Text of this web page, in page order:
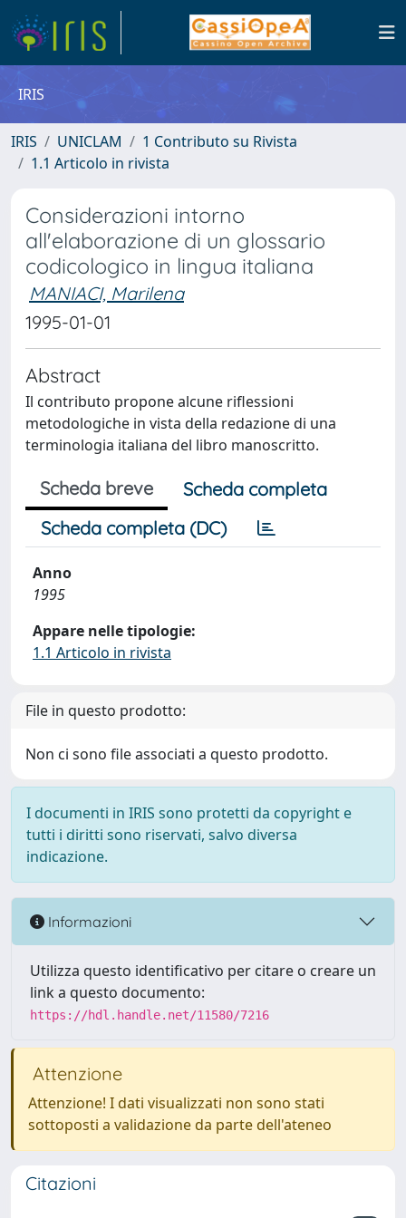
IRIS
IRIS UNICLAM
1 Contributo su Rivista
1.1 Articolo in rivista
Considerazioni intorno
all'elaborazione di un glossario
codicologico in lingua italiana
MANIACI, Marilena
1995-01-01
Abstract
Il contributo propone alcune riflessioni
metodologiche in vista della redazione di una
terminologia italiana del libro manoscritto.
Scheda breve
Scheda completa
Scheda completa (DC)
Anno
1995
Appare nelle tipologie:
1.1 Articolo in rivista
File in questo prodotto:
Non ci sono file associati a questo prodotto.
I documenti in IRIS sono protetti da copyright e
tutti i diritti sono riservati, salvo diversa
indicazione.
Informazioni
Utilizza questo identificativo per citare o creare un
link a questo documento:
https://hdl.handle.net/11580/7216
Attenzione
Attenzione! I dati visualizzati non sono stati
sottoposti a validazione da parte dell'ateneo
Citazioni